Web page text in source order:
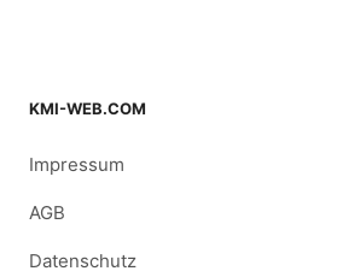
KMI-WEB.COM
Impressum
AGB
Datenschutz